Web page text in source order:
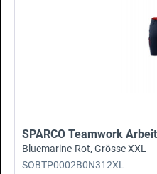
SPARCO Teamwork
Bluemarine-Rot, Grösse XXL
SOBTP0002B0N312XL